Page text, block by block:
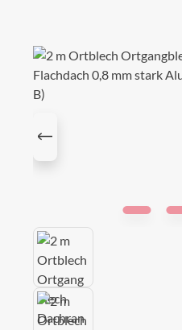
Bildergalerie überspringen